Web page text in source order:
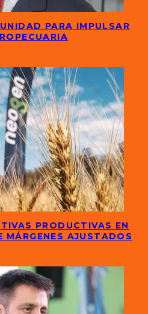
PARA IMPULSAR
PRODUCTIVAS EN
MÁRGENES AJUSTADOS